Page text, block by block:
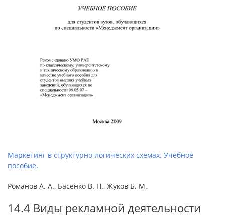
Маркетинг в структурно-логических схемах. Учебное
пособие.
Романов А. А., Басенко В. П., Жуков Б. М.,
14.4 Виды рекламной деятельности